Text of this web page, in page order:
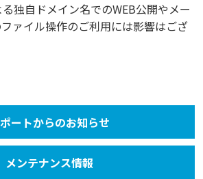
独自ドメイン名でのWEB公開やメー
ァイル操作のご利用には影響はござ
ートからのお知らせ
メンテナンス情報